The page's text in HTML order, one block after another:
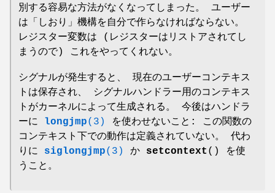
別する容易な方法がなくなってしまった。 ユーザー
は「しおり」機構を自分で作らなければならない。
レジスター変数は (レジスターはリストアされてし
まうので) これをやってくれない。
シグナルが発生すると、 現在のユーザーコンテキス
トは保存され、 シグナルハンドラー用のコンテキス
トがカーネルによって生成される。 今後はハンドラ
ーに longjmp(3)
を使わせないこと: この関数の
コンテキスト下での動作は定義されていない。 代わ
りに siglongjmp(3) か setcontext () を使
うこと。